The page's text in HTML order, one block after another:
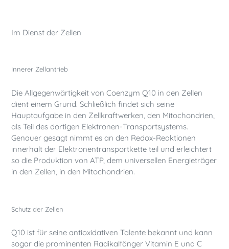
Im Dienst der Zellen
Innerer Zellantrieb
Die Allgegenwärtigkeit von Coenzym Q10 in den Zellen
dient einem Grund. Schließlich findet sich seine
Hauptaufgabe in den Zellkraftwerken, den Mitochondrien,
als Teil des dortigen Elektronen-Transportsystems.
Genauer gesagt nimmt es an den Redox-Reaktionen
innerhalt der Elektronentransportkette teil und erleichtert
so die Produktion von ATP, dem universellen Energieträger
in den Zellen, in den Mitochondrien.
Schutz der Zellen
Q10 ist für seine antioxidativen Talente bekannt und kann
sogar die prominenten Radikalfänger Vitamin E und C